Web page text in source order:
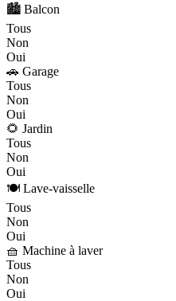
🏙️ Balcon
Tous
Non
Oui
🚗 Garage
Tous
Non
Oui
🌻 Jardin
Tous
Non
Oui
🍽️ Lave-vaisselle
Tous
Non
Oui
🧺 Machine à laver
Tous
Non
Oui